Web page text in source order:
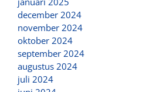
december 2024
november 2024
oktober 2024
september 2024
augustus 2024
juli 2024